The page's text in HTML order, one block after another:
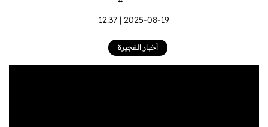
الفجيرة 34
2025-08-19 | 12:37
أخبار الفجيرة